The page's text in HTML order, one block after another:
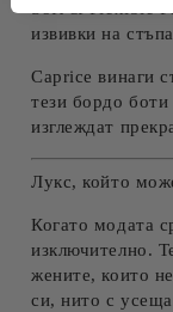
извивки на
Caprice винаги
тези бордо боти
изглеждат
Лукс, който
Когато модата
изключително.
жените, които
си, нито с